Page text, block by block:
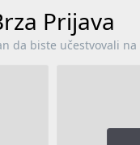
Prijava
da biste učestvovali